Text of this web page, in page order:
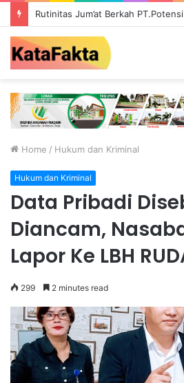
Home / Hukum dan Kriminal
Hukum dan Kriminal
Data Pribadi
Diancam,
Lapor Ke LBH
299 2 minutes read